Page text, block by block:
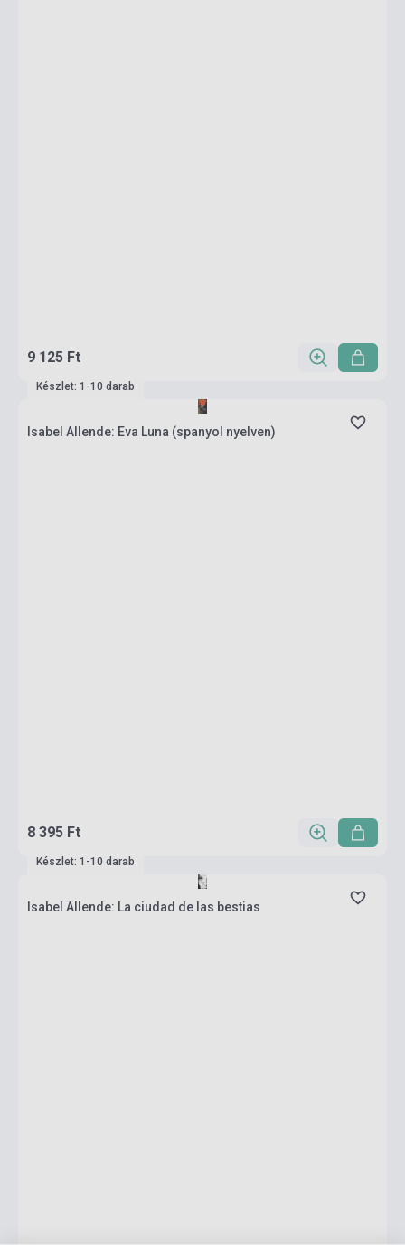
9 125 Ft
Készlet: 1-10 darab
Isabel Allende: Eva Luna (spanyol nyelven)
8 395 Ft
Készlet: 1-10 darab
Isabel Allende: La ciudad de las bestias